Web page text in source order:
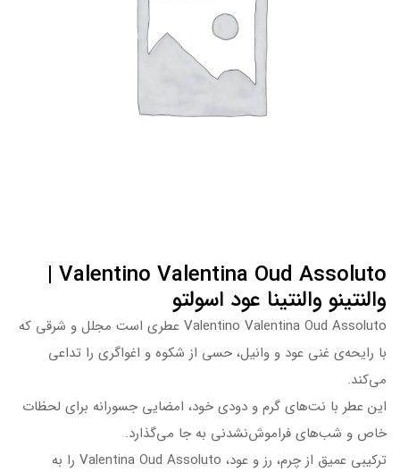
Valentino Valentina Oud Assoluto |
والنتینو والنتینا عود اسولتو
Valentino Valentina Oud Assoluto عطری است مجلل و شرقی که
با رایحه‌ی غنی عود و وانیل، حسی از شکوه و اغواگری را تداعی
می‌کند.
این عطر با نت‌های گرم و دودی خود، امضایی جسورانه برای لحظات
خاص و شب‌های فراموش‌نشدنی به جا می‌گذارد.
ترکیبی عمیق از چرم، رز و عود، Valentina Oud Assoluto را به